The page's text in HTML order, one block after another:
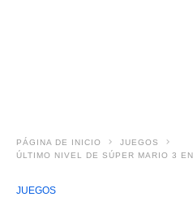
PÁGINA DE INICIO
JUEGOS
ÚLTIMO NIVEL DE SÚPER MARIO 3
JUEGOS